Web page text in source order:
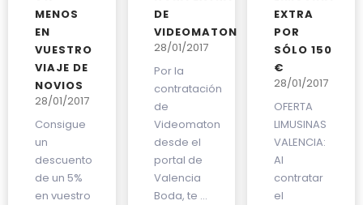
MENOS
EN
VUESTRO
VIAJE DE
NOVIOS
28/01/2017
Consigue
un
descuento
de un 5%
en vuestro
DE
VIDEOMATON
28/01/2017
Por la
contratación
de
Videomaton
desde el
portal de
Valencia
Boda, te ...
EXTRA
POR
SÓLO 150
€
28/01/2017
OFERTA
LIMUSINAS
VALENCIA:
Al
contratar
el